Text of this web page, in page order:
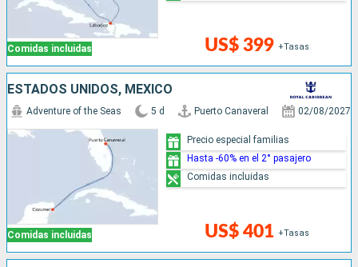
Comidas incluidas US$ 399 +Tasas
ESTADOS UNIDOS, MÉXICO
Comidas incluidas
Adventure of the Seas 5 d Puerto Canaveral 02/08/2027
US$ 401 +Tasas
Precio especial familias
Hasta -60% en el 2° pasajero
Comidas incluidas